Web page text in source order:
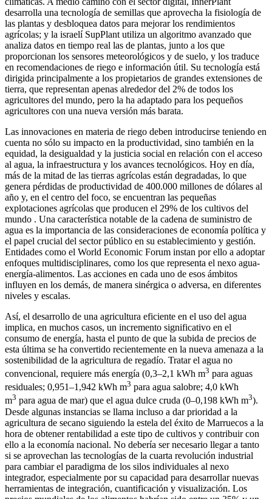
desarrolla una tecnología de semillas que aprovecha la fisiología de
las plantas y desbloquea datos para mejorar los rendimientos
agrícolas; y la israelí SupPlant utiliza un algoritmo avanzado que
analiza datos en tiempo real las de plantas, junto a los que
proporcionan los sensores meteorológicos y de suelo, y los traduce
en recomendaciones de riego e información útil. Su tecnología está
dirigida principalmente a los propietarios de grandes extensiones de
tierra, que representan apenas alrededor del 2% de todos los
agricultores del mundo, pero la ha adaptado para los pequeños
agricultores con una nueva versión más barata.
Las innovaciones en materia de riego deben introducirse teniendo en
cuenta no sólo su impacto en la productividad, sino también en la
equidad, la desigualdad y la justicia social en relación con el acceso
al agua, la infraestructura y los avances tecnológicos. Hoy en día,
más de la mitad de las tierras agrícolas están degradadas, lo que
genera pérdidas de productividad de 400.000 millones de dólares al
año y, en el centro del foco, se encuentran las pequeñas
explotaciones agrícolas que producen el 29% de los cultivos del
mundo . Una característica notable de la cadena de suministro de
agua es la importancia de las consideraciones de economía política y
el papel crucial del sector público en su establecimiento y gestión.
Entidades como el World Economic Forum instan por ello a adoptar
enfoques multidisciplinares, como los que representa el nexo agua-
energía-alimentos. Las acciones en cada uno de esos ámbitos
influyen en los demás, de manera sinérgica o adversa, en diferentes
niveles y escalas.
Así, el desarrollo de una agricultura eficiente en el uso del agua
implica, en muchos casos, un incremento significativo en el
consumo de energía, hasta el punto de que la subida de precios de
esta última se ha convertido recientemente en la nueva amenaza a la
sostenibilidad de la agricultura de regadío. Tratar el agua no
convencional, requiere más energía (0,3–2,1 kWh m3 para aguas
residuales; 0,951–1,942 kWh m3 para agua salobre; 4,0 kWh
m3 para agua de mar) que el agua dulce cruda (0–0,198 kWh m3).
Desde algunas instancias se llama incluso a dar prioridad a la
agricultura de secano siguiendo la estela del éxito de Marruecos a la
hora de obtener rentabilidad a este tipo de cultivos y contribuir con
ello a la economía nacional. No debería ser necesario llegar a tanto
si se aprovechan las tecnologías de la cuarta revolución industrial
para cambiar el paradigma de los silos individuales al nexo
integrador, especialmente por su capacidad para desarrollar nuevas
herramientas de integración, cuantificación y visualización. Los